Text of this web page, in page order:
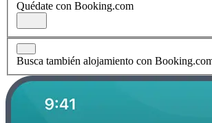
Quédate con Booking.com
Busca también alojamiento con